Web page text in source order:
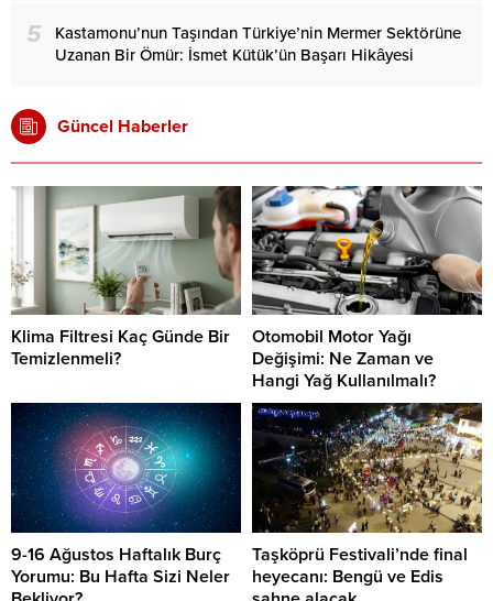
5
Kastamonu’nun Taşından Türkiye’nin Mermer Sektörüne
Uzanan Bir Ömür: İsmet Kütük’ün Başarı Hikâyesi
Güncel Haberler
Klima Filtresi Kaç Günde Bir
Temizlenmeli?
Otomobil Motor Yağı
Değişimi: Ne Zaman ve
Hangi Yağ Kullanılmalı?
9-16 Ağustos Haftalık Burç
Yorumu: Bu Hafta Sizi Neler
Taşköprü Festivali’nde final
heyecanı: Bengü ve Edis